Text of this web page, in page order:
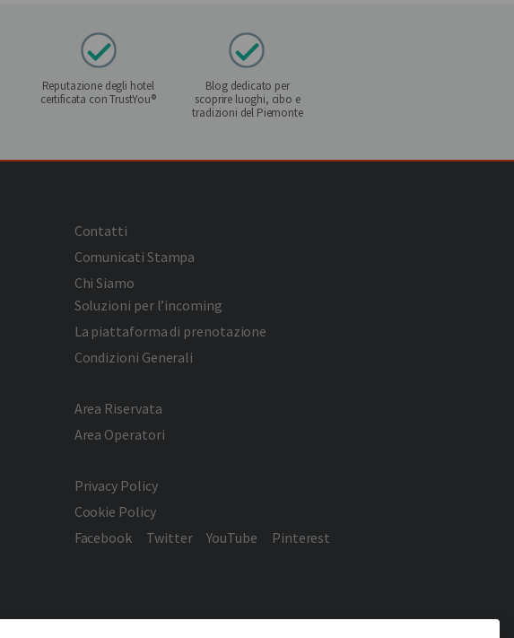
Reputazione degli hotel
certificata con TrustYou®
Blog dedicato per
scoprire luoghi, cibo e
tradizioni del Piemonte
Contatti
Comunicati Stampa
Chi Siamo
Soluzioni per l’incoming
La piattaforma di prenotazione
Condizioni Generali
Area Riservata
Area Operatori
Privacy Policy
Cookie Policy
Facebook
Twitter YouTube Pinterest